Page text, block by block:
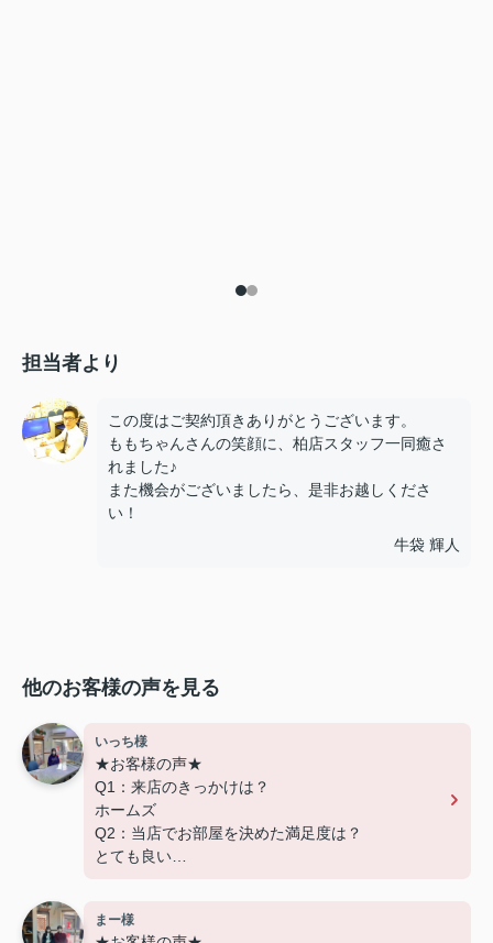
担当者より
この度はご契約頂きありがとうございます。
ももちゃんさんの笑顔に、柏店スタッフ一同癒さ
れました♪
また機会がございましたら、是非お越しくださ
い！
牛袋 輝人
他のお客様の声を見る
いっち様
★お客様の声★
Q1：来店のきっかけは？
ホームズ
Q2：当店でお部屋を決めた満足度は？
とても良い
まー様